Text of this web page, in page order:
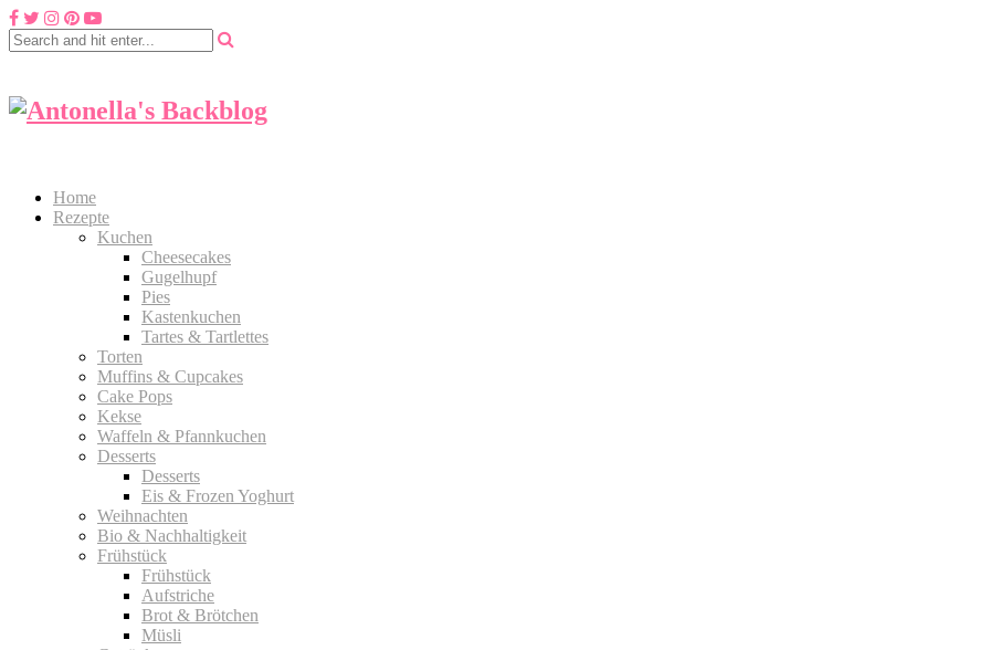
Home
Rezepte
Kuchen
Cheesecakes
Gugelhupf
Pies
Kastenkuchen
Tartes & Tartlettes
Torten
Muffins & Cupcakes
Cake Pops
Kekse
Waffeln & Pfannkuchen
Desserts
Desserts
Eis & Frozen Yoghurt
Weihnachten
Bio & Nachhaltigkeit
Frühstück
Frühstück
Aufstriche
Brot & Brötchen
Müsli